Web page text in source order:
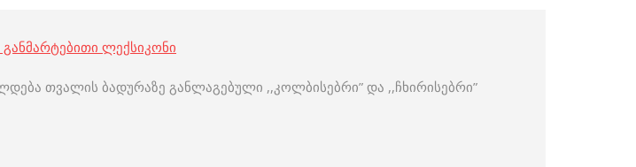
ლექსიკონი
თვალის ბადურაზე განლაგებული ,,კოლბისებრი” და ,,ჩხირისებრი”